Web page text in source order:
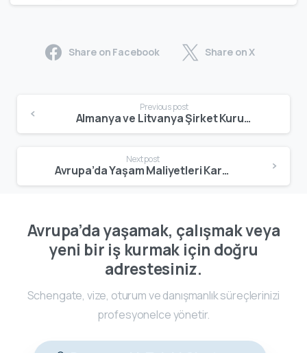
Share on Facebook Share on X
Previous post
Almanya ve Litvanya Şirket Kurulum Karşılaştırması | Vergi, Maliyet, Süreç ve Avantajlar
Next post
Avrupa’da Yaşam Maliyetleri Karşılaştırması | Hangi Ülke Daha Uygun?
Avrupa’da yaşamak, çalışmak veya
yeni bir iş kurmak için doğru
adrestesiniz.
Schengate, vize, oturum ve danışmanlık süreçlerinizi
profesyonelce yönetir.